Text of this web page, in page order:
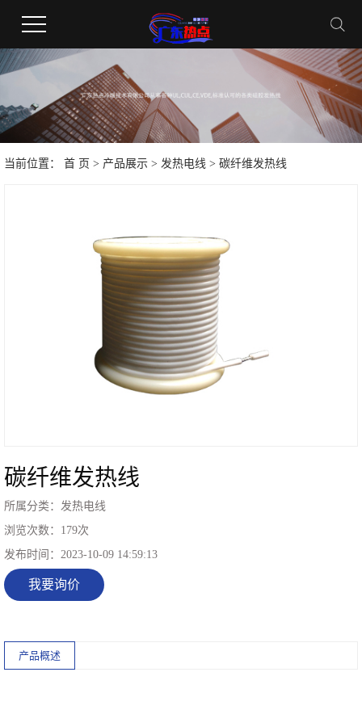
当前位置： 首 页 > 产品展示 > 发热电线 > 碳纤维发热线
碳纤维发热线
所属分类： 发热电线
浏览次数： 179次
发布时间： 2023-10-09 14:59:13
我要询价
产品概述